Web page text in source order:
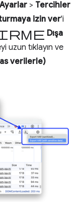
Ayarlar > Tercihler
izin ver'i
Dışa
uzun tıklayın ve
verilerle)